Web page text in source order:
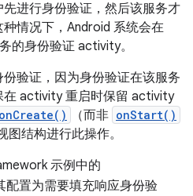
进行身份验证，然后该服务才
情况下，Android 系统会在
的身份验证 activity。
验证，因为身份验证在该服务
在 activity 重启时保留 activity
onCreate() （而非 onStart()
图结构进行此操作。
示例中的
配置为需要填充响应身份验